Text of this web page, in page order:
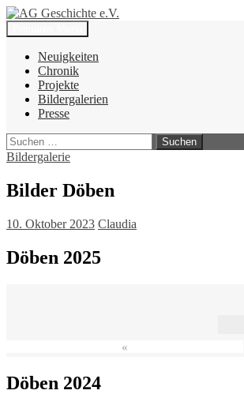
Zum
Inhalt
springen
AG Geschichte e.V.
Suchen
Neuigkeiten
Chronik
Projekte
Bildergalerien
Presse
Suchen
nach:
Bildergalerie
Bilder Döben
10. Oktober 2023 Claudia
Döben 2025
«
Döben 2024